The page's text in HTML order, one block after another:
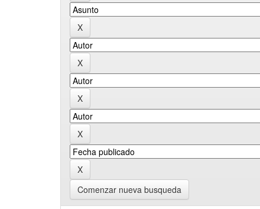
Comenzar nueva busqueda